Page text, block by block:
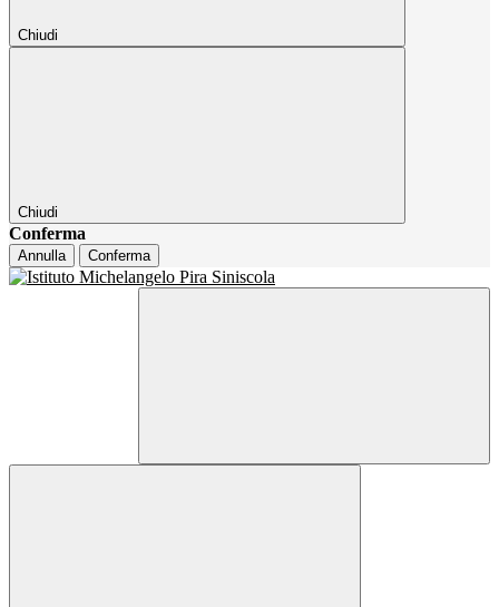
Chiudi
Chiudi
Conferma
Annulla Conferma